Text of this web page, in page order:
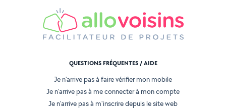
QUESTIONS FRÉQUENTES / AIDE
Je n'arrive pas à faire vérifier mon mobile
Je n'arrive pas à me connecter à mon compte
Je n'arrive pas à m'inscrire depuis le site web